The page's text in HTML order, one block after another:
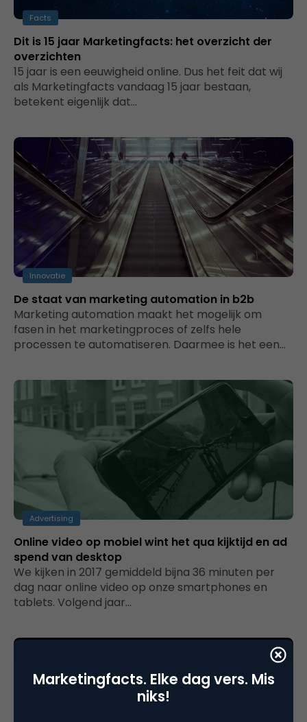
Facts
Dit is 15 jaar Marketingfacts: het overzicht der
overzichten
15 jaar is een eeuwigheid online. Dus het feit dat wij
als Marketingfacts vandaag 15 jaar bestaan,
betekent eigenlijk dat…
Innovatie
De staat van marketing automation in b2b
Marketing automation maakt het mogelijk om
fasen in het marketingproces of zelfs hele
processen te automatiseren. Daarmee is het een…
Advertising
Online video op mobiel wint het qua kijktijd en ad
spend van desktop
We kijken in 2017 gemiddeld bijna 36 minuten per
dag naar online video op onze smartphones en
tablets. Volgend jaar…
Marketingfacts. Elke dag vers. Mis
niks!